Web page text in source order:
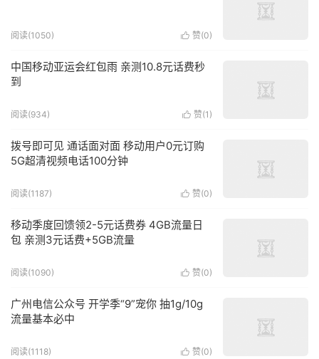
 赞(0)
阅读(1050)
中国移动亚运会红包雨 亲测10.8元话费秒
到
 赞(1 )
阅读(934)
拨号即可见 通话面对面 移动用户0元订购
5G超清视频电话100分钟
 赞(0)
阅读(1187)
移动季度回馈领2-5元话费券 4GB流量日
包 亲测3元话费+5GB流量
 赞(0)
阅读(1090)
广州电信公众号 开学季“9”宠你 抽1g/10g
流量基本必中
 赞(0)
阅读(1118)